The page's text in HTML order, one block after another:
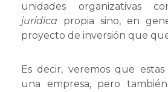
unidades organizativas
jurídica propia sino, en
proyecto de inversión que
Es decir, veremos que
una empresa, pero